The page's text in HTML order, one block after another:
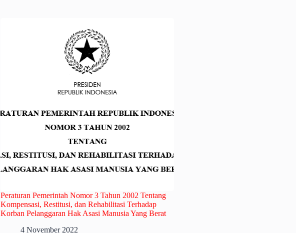
Peraturan Pemerintah Nomor 3 Tahun 2002 Tentang
Kompensasi, Restitusi, dan Rehabilitasi Terhadap
Korban Pelanggaran Hak Asasi Manusia Yang Berat
4 November 2022